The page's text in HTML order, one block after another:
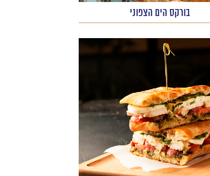
בורקס הים הצפוני